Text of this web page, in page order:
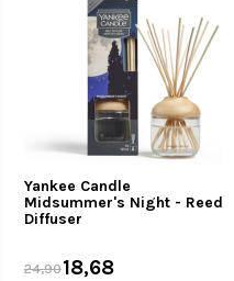
Yankee Candle
Midsummer's Night - Reed
Diffuser
24,9018,68